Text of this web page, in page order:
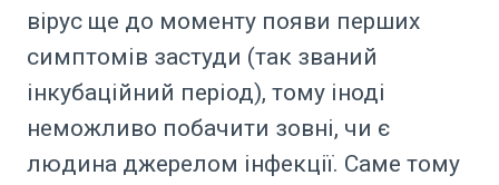
вірус ще до моменту появи перших
симптомів застуди (так званий
інкубаційний період), тому іноді
неможливо побачити зовні, чи є
людина джерелом інфекції. Саме тому